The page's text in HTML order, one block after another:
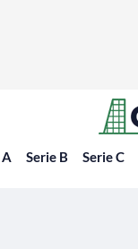
Serie B Serie C